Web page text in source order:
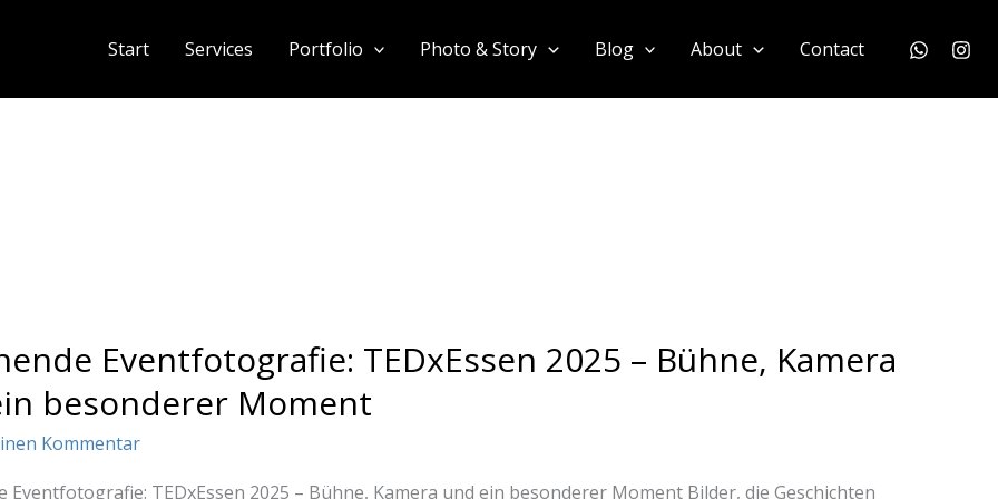
Start Services Portfolio Photo & Story Blog About Contact
Eventfotografie: TEDxEssen 2025 – Bühne, Kamera
besonderer Moment
Kommentar
Eventfotografie: TEDxEssen 2025 – Bühne, Kamera und ein besonderer Moment Bilder, die Geschichten